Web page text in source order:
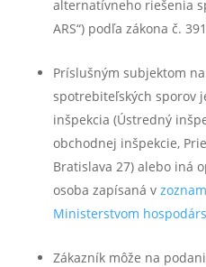
alternatívneho riešenia
ARS“) podľa zákona č.
Príslušným subjektom
spotrebiteľských sporov
inšpekcia (Ústredný
obchodnej inšpekcie,
Bratislava 27) alebo iná
osoba zapísaná v
Ministerstvom
Zákazník môže na